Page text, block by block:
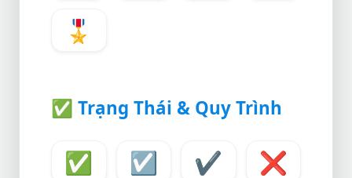
🎖️
✅ Trạng Thái & Quy Trình
✅ ☑️ ✔️
❌